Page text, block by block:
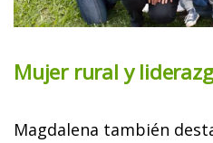
Mujer rural y
Magdalena también